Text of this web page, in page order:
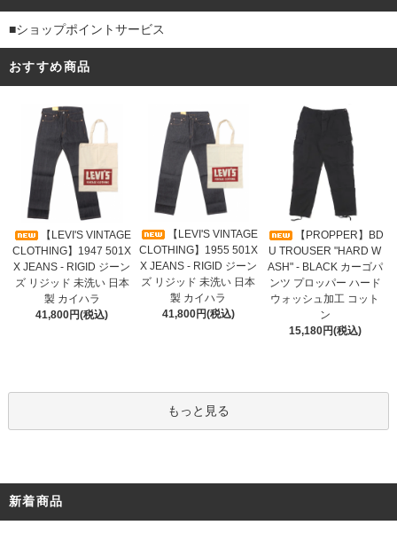
■ショップポイントサービス
おすすめ商品
【LEVI'S VINTAGE
CLOTHING】1947 501X
X JEANS - RIGID ジーン
ズ リジッド 未洗い 日本
製 カイハラ
41,800円(税込)
【LEVI'S VINTAGE
CLOTHING】1955 501X
X JEANS - RIGID ジーン
ズ リジッド 未洗い 日本
製 カイハラ
41,800円(税込)
【PROPPER】BD
U TROUSER "HARD W
ASH" - BLACK カーゴパ
ンツ プロッパー ハード
ウォッシュ加工 コット
ン
15,180円(税込)
もっと見る
新着商品